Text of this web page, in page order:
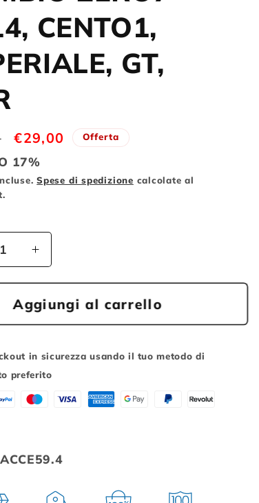
CENTO1,
GT,
Prezzo
scontato
€29,00 Offerta
17%
Spese di spedizione calcolate al
Aumenta
quantità
per
WILIER
ZERO7
CENTO1,
IMPERIALE,
Aggiungi al carrello
in sicurezza usando il tuo metodo di
preferito